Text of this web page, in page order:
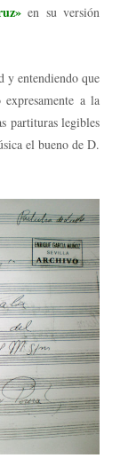
en su versión
y entendiendo que
a la
partituras legibles
el bueno de D.